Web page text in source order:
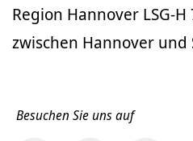
Region Hannover LSG-
zwischen Hannover
Besuchen Sie uns auf